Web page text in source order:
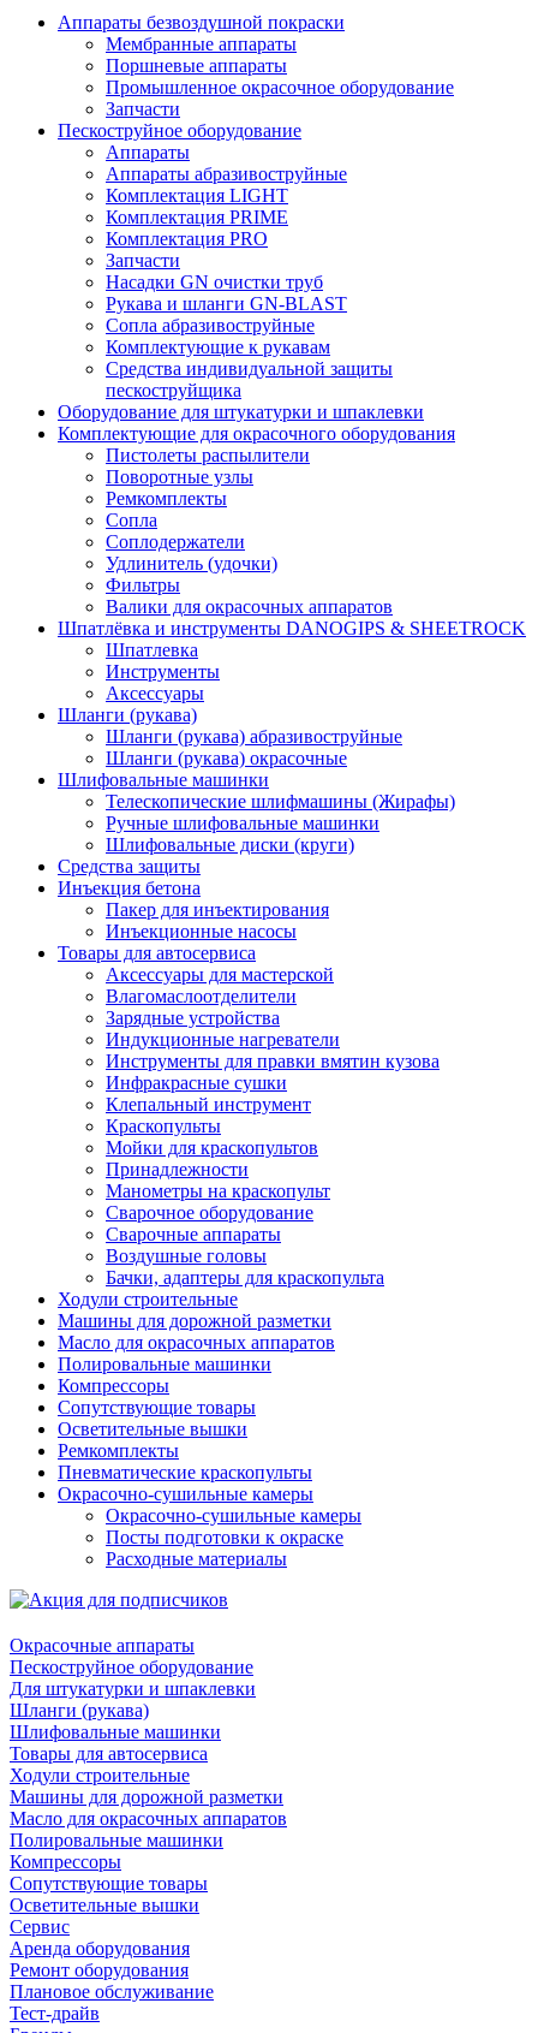
Аппараты безвоздушной покраски
Мембранные аппараты
Поршневые аппараты
Промышленное окрасочное оборудование
Запчасти
Пескоструйное оборудование
Аппараты
Аппараты абразивоструйные
Комплектация LIGHT
Комплектация PRIME
Комплектация PRO
Запчасти
Насадки GN очистки труб
Рукава и шланги GN-BLAST
Сопла абразивоструйные
Комплектующие к рукавам
Средства индивидуальной защиты
пескоструйщика
Оборудование для штукатурки и шпаклевки
Комплектующие для окрасочного оборудования
Пистолеты распылители
Поворотные узлы
Ремкомплекты
Сопла
Соплодержатели
Удлинитель (удочки)
Фильтры
Валики для окрасочных аппаратов
Шпатлёвка и инструменты DANOGIPS & SHEETROCK
Шпатлевка
Инструменты
Аксессуары
Шланги (рукава)
Шланги (рукава) абразивоструйные
Шланги (рукава) окрасочные
Шлифовальные машинки
Телескопические шлифмашины (Жирафы)
Ручные шлифовальные машинки
Шлифовальные диски (круги)
Средства защиты
Инъекция бетона
Пакер для инъектирования
Инъекционные насосы
Товары для автосервиса
Аксессуары для мастерской
Влагомаслоотделители
Зарядные устройства
Индукционные нагреватели
Инструменты для правки вмятин кузова
Инфракрасные сушки
Клепальный инструмент
Краскопульты
Мойки для краскопультов
Принадлежности
Манометры на краскопульт
Сварочное оборудование
Сварочные аппараты
Воздушные головы
Бачки, адаптеры для краскопульта
Ходули строительные
Машины для дорожной разметки
Масло для окрасочных аппаратов
Полировальные машинки
Компрессоры
Сопутствующие товары
Осветительные вышки
Ремкомплекты
Пневматические краскопульты
Окрасочно-сушильные камеры
Окрасочно-сушильные камеры
Посты подготовки к окраске
Расходные материалы
Окрасочные аппараты
Пескоструйное оборудование
Для штукатурки и шпаклевки
Шланги (рукава)
Шлифовальные машинки
Товары для автосервиса
Ходули строительные
Машины для дорожной разметки
Масло для окрасочных аппаратов
Полировальные машинки
Компрессоры
Сопутствующие товары
Осветительные вышки
Сервис
Аренда оборудования
Ремонт оборудования
Плановое обслуживание
Тест-драйв